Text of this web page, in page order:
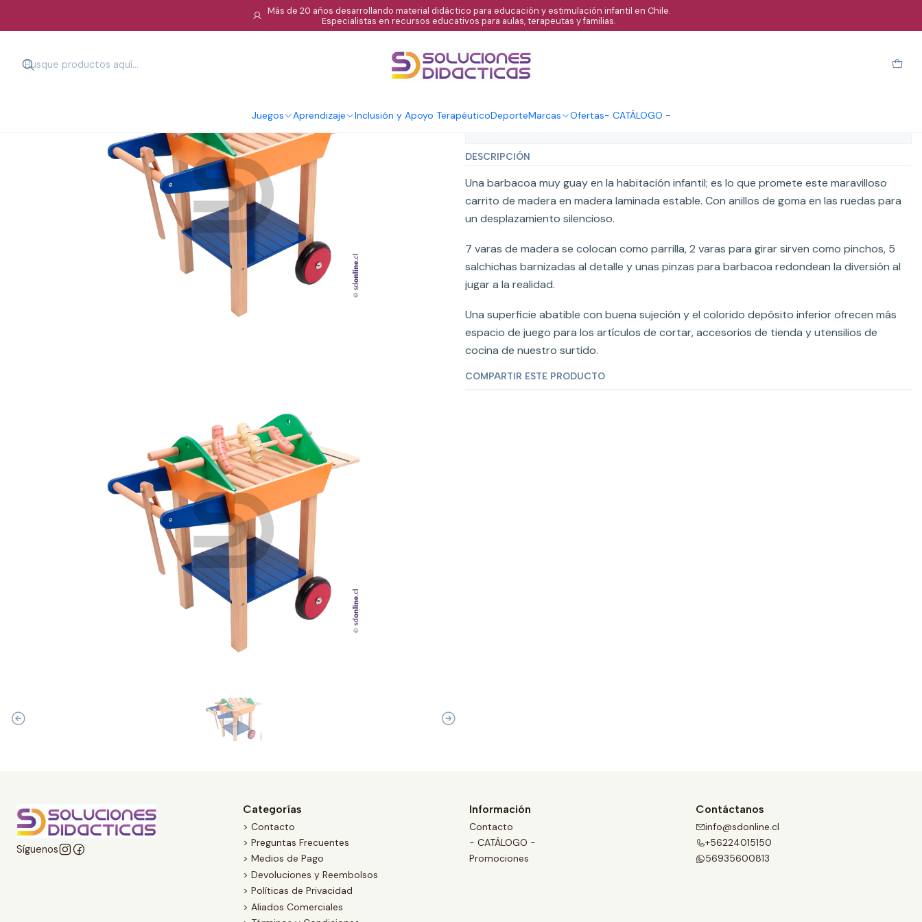
Juegos Aprendizaje Inclusión y Apoyo TerapéuticoDeporteMarcas Ofertas- CATÁLOGO -
Más de 20 años desarrollando material didáctico para educación y estimulación infantil en Chile.
Especialistas en recursos educativos para aulas, terapeutas y familias.
|
Parrillitas entre amigos
DESCRIPCIÓN
Una barbacoa muy guay en la habitación infantil; es lo que promete este maravilloso
carrito de madera en madera laminada estable. Con anillos de goma en las ruedas para
un desplazamiento silencioso.
7 varas de madera se colocan como parrilla, 2 varas para girar sirven como pinchos, 5
salchichas barnizadas al detalle y unas pinzas para barbacoa redondean la diversión al
jugar a la realidad.
Una superficie abatible con buena sujeción y el colorido depósito inferior ofrecen más
espacio de juego para los artículos de cortar, accesorios de tienda y utensilios de
cocina de nuestro surtido.
COMPARTIR ESTE PRODUCTO
Síguenos
Categorías
> Contacto
> Preguntas Frecuentes
> Medios de Pago
> Devoluciones y Reembolsos
> Políticas de Privacidad
> Aliados Comerciales
Información
Contacto
- CATÁLOGO -
Promociones
Contáctanos
info@sdonline.cl
+56224015150
56935600813